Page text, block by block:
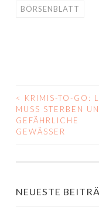
BÖRSENBLATT
<
KRIMIS-TO-GO:
MUSS STERBEN
GEFÄHRLICHE
GEWÄSSER
NEUESTE